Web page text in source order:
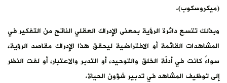
(ميكروسكوب).
وبذلك تتسع دائرة الرؤية بمعنى الإدراك العقلي الناتج من التفكير في
المشاهدات القائمة أو الافتراضية ليحقق هذا الإدراك مقاصد الرؤية،
سواءً كانت في أدلّة الخلق والتوحيد، أو التدبر والاعتبار، أو لفت النظر
إلى توظيف المشاهد في تدبير شؤون الحياة.